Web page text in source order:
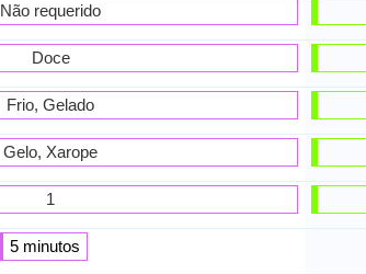
Não requerido
Doce
Frio, Gelado
Gelo, Xarope
1
5 minutos